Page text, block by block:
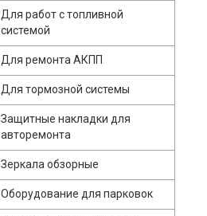
Для работ с топливной
системой
Для ремонта АКПП
Для тормозной системы
Защитные накладки для
авторемонта
Зеркала обзорные
Оборудование для парковок